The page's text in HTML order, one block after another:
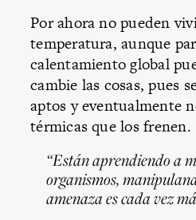
Por ahora no pueden
temperatura, aunque
calentamiento global
cambie las cosas, pues
aptos y eventualmente
térmicas que los frenen.
“Están aprendiendo a
organismos,
amenaza es cada vez